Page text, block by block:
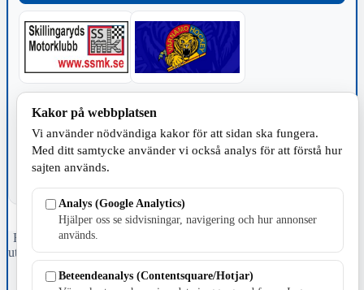
Fristående webbtidningsföretag grundat 1991 som sedan 2002 ger
ut tidningen Skillingaryd.nu och 2010 lanserades Värnamo.nu. Från
april 2026 omfattar Skillingaryd.nu tre kommuner: Gnosjö,
Värnamo och Vaggeryds kommun.
Kakor på webbplatsen
Vi använder nödvändiga kakor för att sidan ska fungera.
Med ditt samtycke använder vi också analys för att förstå hur
sajten används.
Analys (Google Analytics)
Hjälper oss se sidvisningar, navigering och hur annonser
används.
Beteendeanalys (Contentsquare/Hotjar)